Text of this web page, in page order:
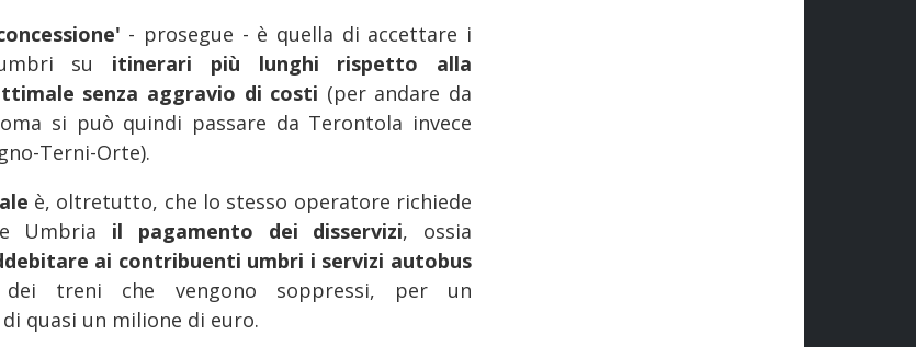
- prosegue - è quella di accettare i
su itinerari più lunghi rispetto alla
senza aggravio di costi (per andare da
si può quindi passare da Terontola invece
Terni-Orte).
è, oltretutto, che lo stesso operatore richiede
Umbria il pagamento dei disservizi, ossia
ai contribuenti umbri i servizi autobus
dei treni che vengono soppressi, per un
quasi un milione di euro.